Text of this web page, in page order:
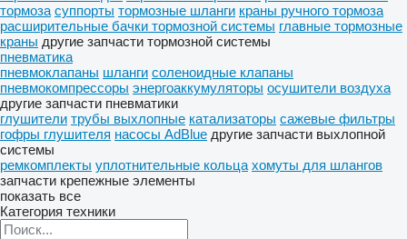
тормоза суппорты тормозные шланги краны ручного тормоза
расширительные бачки тормозной системы главные тормозные
краны другие запчасти тормозной системы
пневматика
пневмоклапаны шланги соленоидные клапаны
пневмокомпрессоры энергоаккумуляторы осушители воздуха
другие запчасти пневматики
глушители трубы выхлопные катализаторы сажевые фильтры
гофры глушителя насосы AdBlue другие запчасти выхлопной
системы
ремкомплекты уплотнительные кольца хомуты для шлангов
запчасти крепежные элементы
показать все
Категория техники